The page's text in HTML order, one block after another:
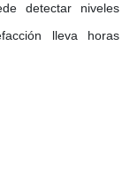
detectar niveles
lleva horas